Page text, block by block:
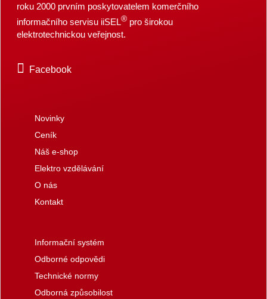
roku 2000 prvním poskytovatelem komerčního
informačního servisu iiSEL®pro širokou
elektrotechnickou veřejnost.
Facebook
Novinky
Ceník
Náš e-shop
Elektro vzdělávání
O nás
Kontakt
Informační systém
Odborné odpovědi
Technické normy
Odborná způsobilost